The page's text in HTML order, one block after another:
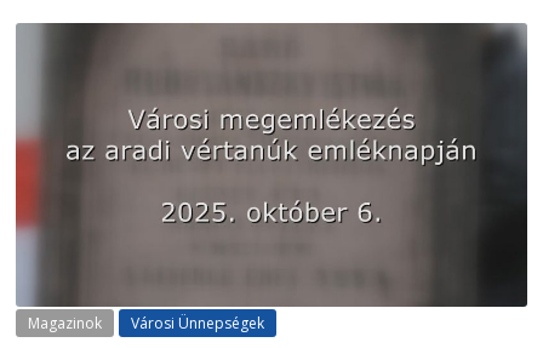
Magazinok Városi Ünnepségek